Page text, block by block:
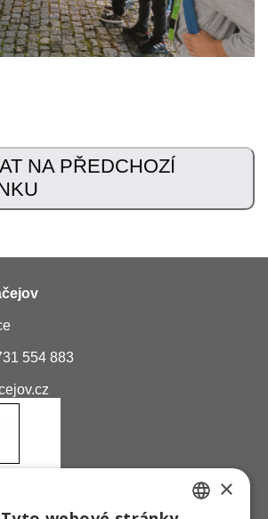
NA PŘEDCHOZÍ
554 883
×